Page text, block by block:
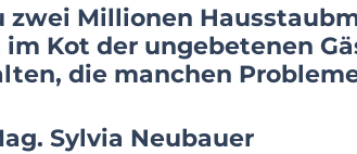
zwei Millionen
Kot der ungebetenen
die manchen
Sylvia Neubauer